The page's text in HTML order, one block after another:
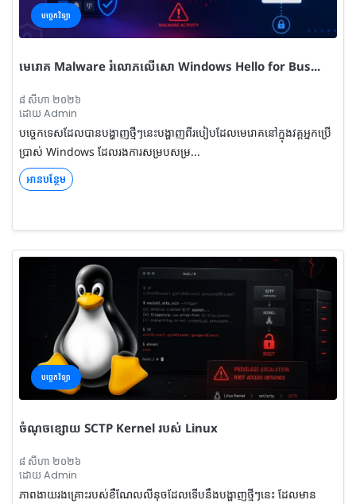
បច្ចេកវិទ្យា
មេរោគ Malware រំលោភលើសោ Windows Hello for Bus...
៨ សីហា ២០២៦
ដោយ Admin
បច្ចេកទេសដែលបានបង្ហាញថ្មីៗនេះបង្ហាញពីរបៀបដែលមេរោគនៅក្នុងវគ្គអ្នកប្រើ
ប្រាស់ Windows ដែលរងការសម្របសម្រ...
អានបន្ថែម
បច្ចេកវិទ្យា
ចំណុចខ្សោយ SCTP Kernel របស់ Linux
៨ សីហា ២០២៦
ដោយ Admin
ភាពងាយរងគ្រោះរបស់ខឺណែលលីនុចដែលទើបនឹងបង្ហាញថ្មីៗនេះ ដែលមាន